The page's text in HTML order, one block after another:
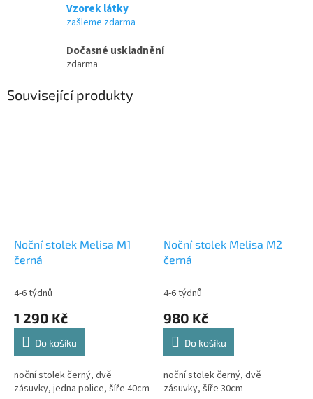
Vzorek látky
zašleme zdarma
Dočasné uskladnění
zdarma
Související produkty
Noční stolek Melisa M1
černá
4-6 týdnů
1 290 Kč
Do košíku
noční stolek černý, dvě
zásuvky, jedna police, šíře 40cm
Noční stolek Melisa M2
černá
4-6 týdnů
980 Kč
Do košíku
noční stolek černý, dvě
zásuvky, šíře 30cm